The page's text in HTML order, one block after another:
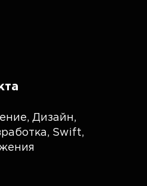
, Дизайн,
, Swift,